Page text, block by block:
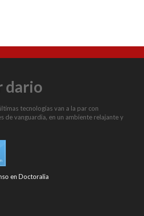
tecnologías van a la par con
de vanguardia, en un ambiente relajante y